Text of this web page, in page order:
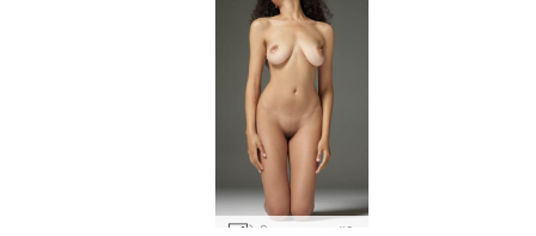
टेटी कामुक जुराब #9